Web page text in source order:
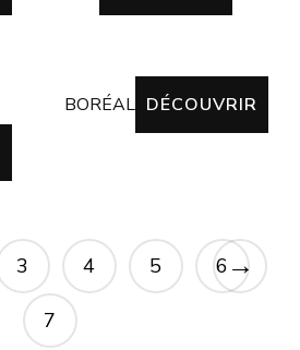
BORÉAL DÉCOUVRIR
3 4 5 6
7
→